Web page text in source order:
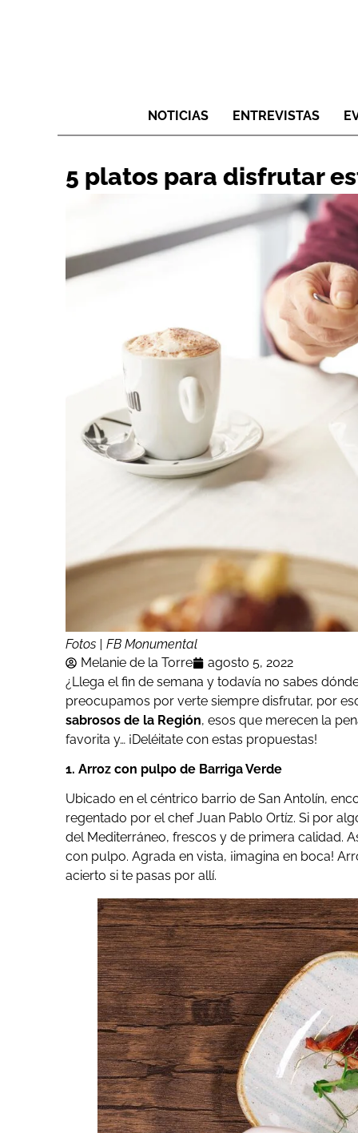
NOTICIAS ENTREVISTAS
5 platos para disfrutar
Fotos | FB Monumental
Melanie de la Torre
agosto 5, 2022
¿Llega el fin de semana y todavía no sabes
preocupamos por verte siempre disfrutar, por
sabrosos de la Región, esos que merecen la
favorita y… ¡Deléitate con estas propuestas!
1. Arroz con pulpo de Barriga Verde
Ubicado en el céntrico barrio de San Antolín,
regentado por el chef Juan Pablo Ortíz. Si por
del Mediterráneo, frescos y de primera calidad.
con pulpo. Agrada en vista, ¡imagina en boca!
acierto si te pasas por allí.